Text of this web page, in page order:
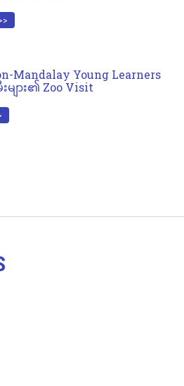
Mandalay Young Learners
များ၏ Zoo Visit